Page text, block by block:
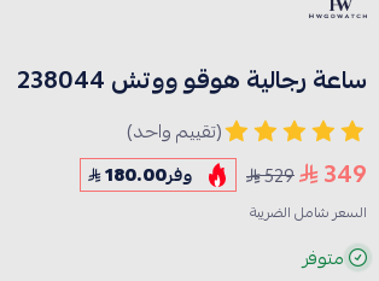
ساعة رجالية هوقو ووتش 238044
(تقييم واحد)
349
529 وفر180.00
السعر شامل الضريبة
متوفر